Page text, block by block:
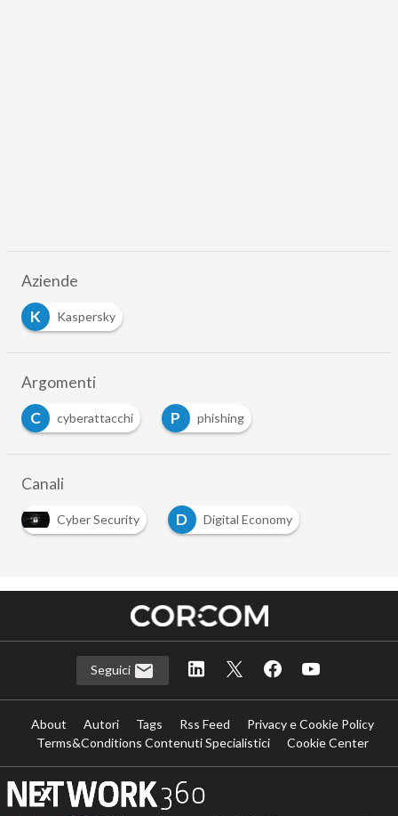
Aziende
K
Kaspersky
Argomenti
C
cyberattacchi P
phishing
Canali
Cyber Security D
Digital Economy
Seguici
About Autori Tags Rss Feed
Privacy e Cookie Policy
Terms&Conditions Contenuti Specialistici
Cookie Center